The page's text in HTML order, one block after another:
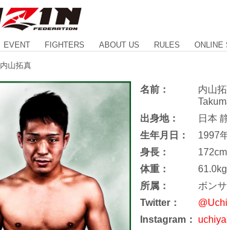
EVENT FIGHTERS ABOUT US RULES ONLINE
内山拓真
名前：
内山
出身地：
日本
生年月日：
1997
身長：
172cm
体重：
61.0kg
所属：
ボン
Twitter：
Instagram：